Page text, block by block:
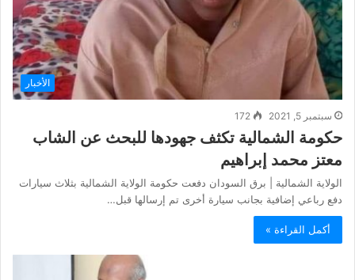
الأخبار
سبتمبر 5, 2021 172
حكومة الشمالية تكثف جهودها للبحث عن الشاب
معتز محمد إبراهيم
الولاية الشمالية | برق السودان دفعت حكومة الولاية الشمالية بثلاث سيارات
دفع رباعي إضافية بجانب سيارة أخرى تم إرسالها قبل…
أكمل القراءة »